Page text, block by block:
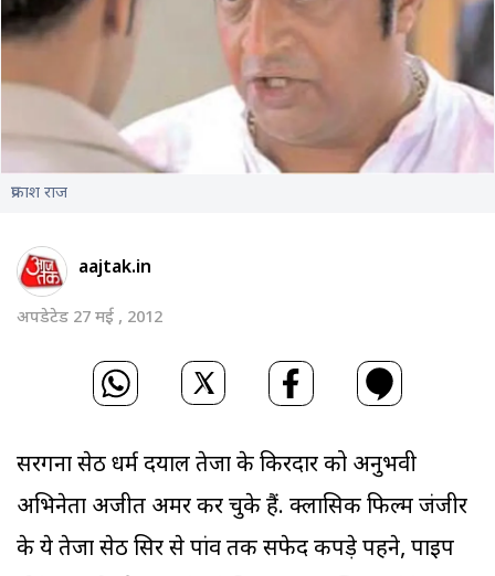
प्रकाश राज
aajtak.in
अपडेटेड 27 मई , 2012
सरगना सेठ धर्म दयाल तेजा के किरदार को अनुभवी
अभिनेता अजीत अमर कर चुके हैं. क्लासिक फिल्म जंजीर
के ये तेजा सेठ सिर से पांव तक सफेद कपड़े पहने, पाइप